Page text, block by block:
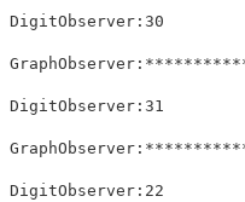
DigitObserver:30
DigitObserver:31
DigitObserver:22